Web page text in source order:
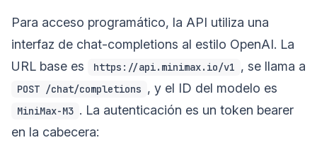
Para acceso programático, la API utiliza una
interfaz de chat-completions al estilo OpenAI. La
URL base es
https://api.minimax.io/v1 , se llama a
POST /chat/completions , y el ID del modelo es
MiniMax-M3 . La autenticación es un token bearer
en la cabecera: